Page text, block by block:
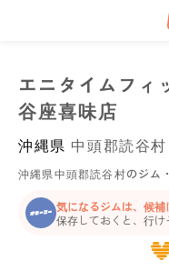
エニタイムフィ
谷座喜味店
沖縄県 中頭郡読谷村
沖縄県中頭郡読谷村のジム
気になるジムは、候補
保存しておくと、行け